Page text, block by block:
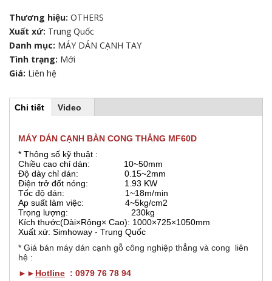
Thương hiệu: OTHERS
Xuất xứ: Trung Quốc
Danh mục: MÁY DÁN CẠNH TAY
Tình trạng: Mới
Giá: Liên hệ
o
o
n
Chi tiết
b
o
ạ
t
đ
ộ
n
g
)
Video
MÁY DÁN CẠNH BÀN CONG THẲNG MF60D
* Thông số kỹ thuật :
Chiều cao chỉ dán: 10~50mm
Độ dày chỉ dán: 0.15~2mm
Điện trở đốt nóng: 1.93 KW
Tốc độ dán: 1~18m/min
Ap suất làm việc: 4~5kg/cm2
Trọng lượng: 230kg
Kích thước(Dài×Rộng× Cao): 1000×725×1050mm
Xuất xứ: Simhoway - Trung Quốc
* Giá bán máy dán cạnh gỗ công nghiệp thẳng và cong liên
hệ :
►► Hotline : 0979 76 78 94